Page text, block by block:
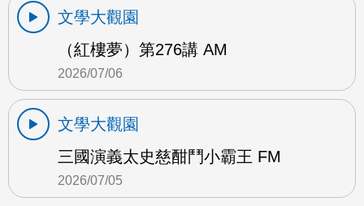
文學大觀園
（紅樓夢）第276講 AM
2026/07/06
文學大觀園
三國演義太史慈酣鬥小霸王 FM
2026/07/05